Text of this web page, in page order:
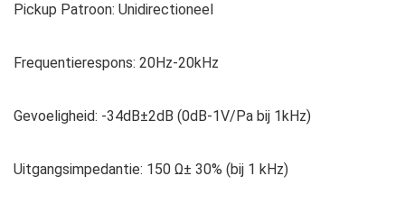
Pickup Patroon: Unidirectioneel
Frequentierespons: 20Hz-20kHz
Gevoeligheid: -34dB±2dB (0dB-1V/Pa bij 1kHz)
Uitgangsimpedantie: 150 Ω± 30% (bij 1 kHz)